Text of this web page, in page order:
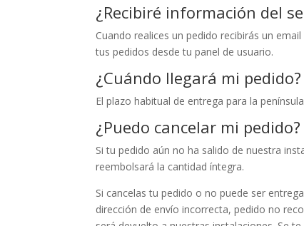
¿Recibiré información del
Cuando realices un pedido recibirás un
tus pedidos desde tu panel de usuario.
¿Cuándo llegará mi pedido?
El plazo habitual de entrega para la
¿Puedo cancelar mi pedido?
Si tu pedido aún no ha salido de nuestra
reembolsará la cantidad íntegra.
Si cancelas tu pedido o no puede ser
dirección de envío incorrecta, pedido no